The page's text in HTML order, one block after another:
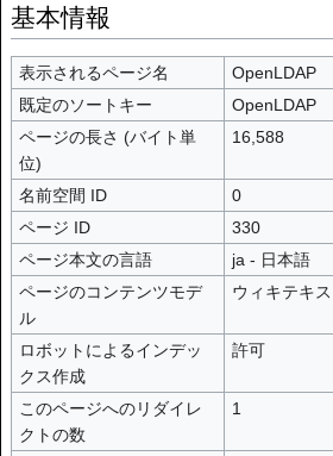
基本情報
表示されるページ名
OpenLDAP
既定のソートキー
OpenLDAP
ページの長さ (バイト単
位)
16,588
名前空間 ID
0
ページ ID
330
ページ本文の言語
ja - 日本語
ページのコンテンツモデ
ル
ウィキテキス
ロボットによるインデッ
クス作成
許可
このページへのリダイレ
クトの数
1